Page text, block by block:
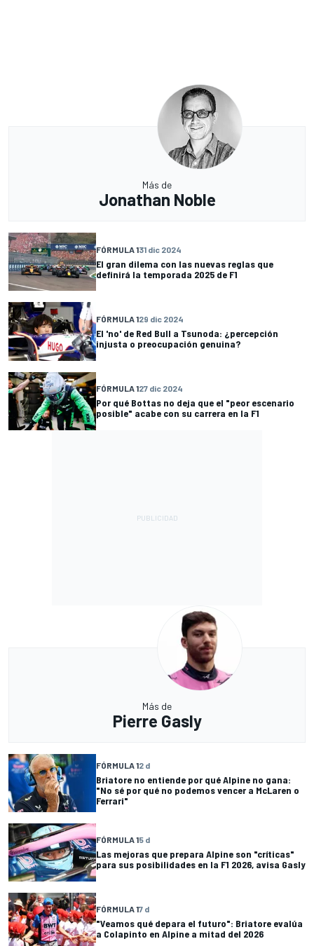
Más de
Jonathan Noble
FÓRMULA 131 dic 2024
El gran dilema con las nuevas reglas que
definirá la temporada 2025 de F1
FÓRMULA 129 dic 2024
El 'no' de Red Bull a Tsunoda: ¿percepción
injusta o preocupación genuina?
FÓRMULA 127 dic 2024
Por qué Bottas no deja que el "peor escenario
posible" acabe con su carrera en la F1
Más de
Pierre Gasly
FÓRMULA 12 d
Briatore no entiende por qué Alpine no gana:
"No sé por qué no podemos vencer a McLaren o
Ferrari"
FÓRMULA 15 d
Las mejoras que prepara Alpine son "críticas"
para sus posibilidades en la F1 2026, avisa Gasly
FÓRMULA 17 d
"Veamos qué depara el futuro": Briatore evalúa
a Colapinto en Alpine a mitad del 2026